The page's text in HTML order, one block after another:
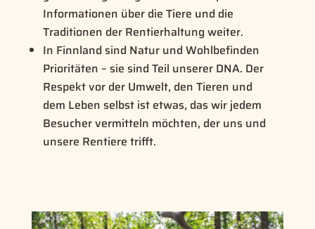
Informationen über die Tiere und die
Traditionen der Rentierhaltung weiter.
In Finnland sind Natur und Wohlbefinden
Prioritäten – sie sind Teil unserer DNA. Der
Respekt vor der Umwelt, den Tieren und
dem Leben selbst ist etwas, das wir jedem
Besucher vermitteln möchten, der uns und
unsere Rentiere trifft.